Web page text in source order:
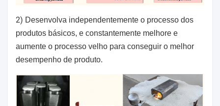
2) Desenvolva independentemente o processo dos
produtos básicos, e constantemente melhore e
aumente o processo velho para conseguir o melhor
desempenho de produto.